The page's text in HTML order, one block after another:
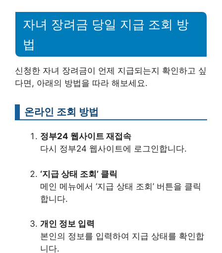
자녀 장려금 당일 지급 조회 방
법
신청한 자녀 장려금이 언제 지급되는지 확인하고 싶
다면, 아래의 방법을 따라 해보세요.
온라인 조회 방법
정부24 웹사이트 재접속
다시 정부24 웹사이트에 로그인합니다.
‘지급 상태 조회’ 클릭
메인 메뉴에서 ‘지급 상태 조회’ 버튼을 클릭
합니다.
개인 정보 입력
본인의 정보를 입력하여 지급 상태를 확인합
니다.